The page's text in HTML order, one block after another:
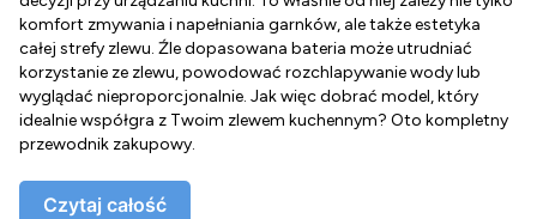
komfort zmywania i napełniania garnków, ale także estetyka
całej strefy zlewu. Źle dopasowana bateria może utrudniać
korzystanie ze zlewu, powodować rozchlapywanie wody lub
wyglądać nieproporcjonalnie. Jak więc dobrać model, który
idealnie współgra z Twoim zlewem kuchennym? Oto kompletny
przewodnik zakupowy.
Czytaj całość